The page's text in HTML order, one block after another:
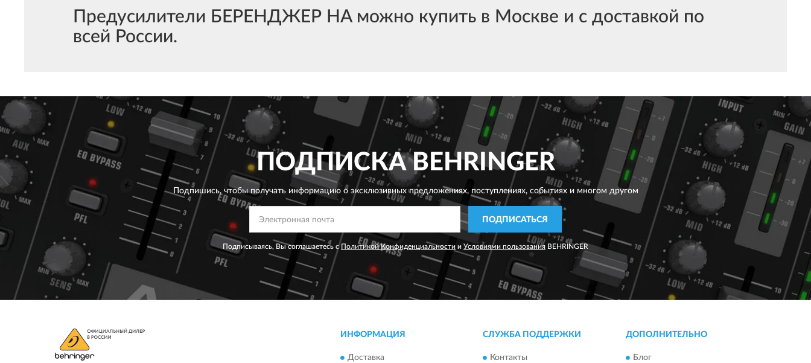
Предусилители БЕРЕНДЖЕР HA можно купить в Москве и с доставкой по
всей России.
ПОДПИСКАBEHRINGER
Подпишись, чтобы получать информацию о эксклюзивных предложениях,поступлениях, событиях и многом другом
ПОДПИСАТЬСЯ
Подписываясь, Вы соглашаетесь сПолитикой Конфиденциальности и Условиями пользования BEHRINGER
ИНФОРМАЦИЯ
Доставка
СЛУЖБА ПОДДЕРЖКИ
Контакты
ДОПОЛНИТЕЛЬНО
Блог